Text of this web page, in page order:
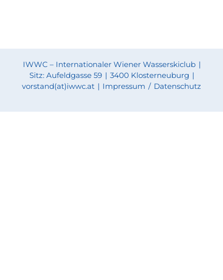
IWWC – Internationaler Wiener Wasserskiclub |
Sitz: Aufeldgasse 59 | 3400 Klosterneuburg |
vorstand(at)iwwc.at | Impressum / Datenschutz